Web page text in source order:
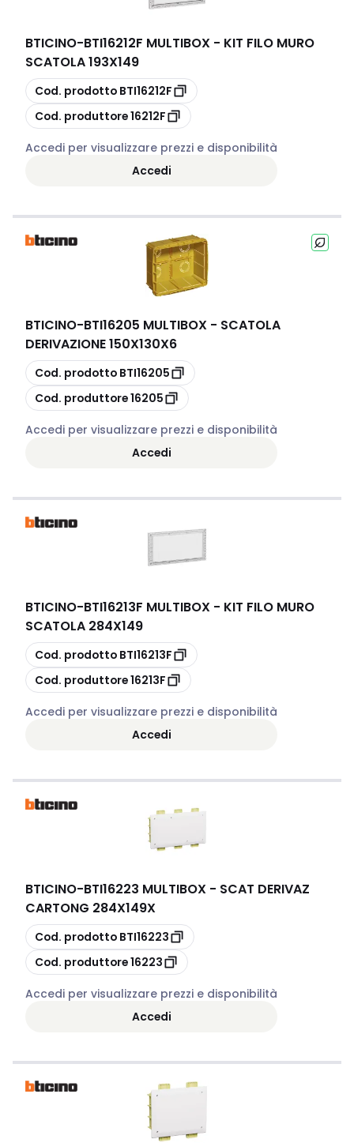
BTICINO-BTI16212F MULTIBOX - KIT FILO MURO
SCATOLA 193X149
copia
Cod. prodotto BTI16212F
copia
Cod. produttore16212F
Accedi per visualizzare prezzi e disponibilità
Accedi
BTICINO-BTI16205 MULTIBOX - SCATOLA
DERIVAZIONE 150X130X6
copia
Cod. prodotto BTI16205
copia
Cod. produttore16205
Accedi per visualizzare prezzi e disponibilità
Accedi
BTICINO-BTI16213F MULTIBOX - KIT FILO MURO
SCATOLA 284X149
copia
Cod. prodotto BTI16213F
copia
Cod. produttore16213F
Accedi per visualizzare prezzi e disponibilità
Accedi
BTICINO-BTI16223 MULTIBOX - SCAT DERIVAZ
CARTONG 284X149X
copia
Cod. prodotto BTI16223
copia
Cod. produttore16223
Accedi per visualizzare prezzi e disponibilità
Accedi